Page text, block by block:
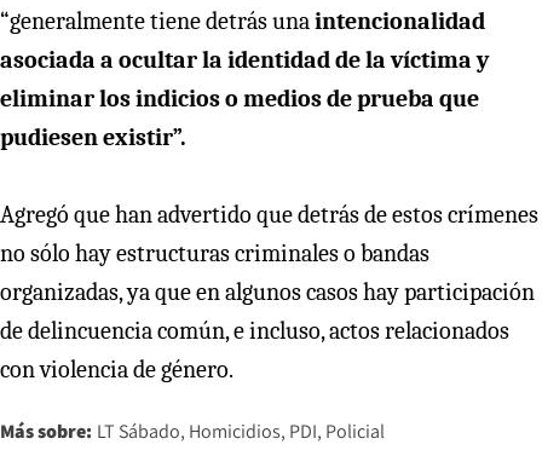
“generalmente tiene detrás unaintencionalidad
asociada a ocultar la identidad de la víctima y
eliminar los indicios o medios de prueba que
pudiesen existir”.
Agregó que han advertido que detrás de estos crímenes
no sólo hay estructuras criminales o bandas
organizadas, ya que en algunos casos hay participación
de delincuencia común, e incluso, actos relacionados
con violencia de género.
Más sobre: LT Sábado Homicidios PDI Policial